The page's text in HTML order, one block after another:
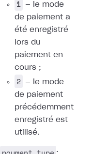
1
— le mode
de paiement a
été enregistré
lors du
paiement en
cours ;
2
— le mode
de paiement
précédemment
enregistré est
utilisé.